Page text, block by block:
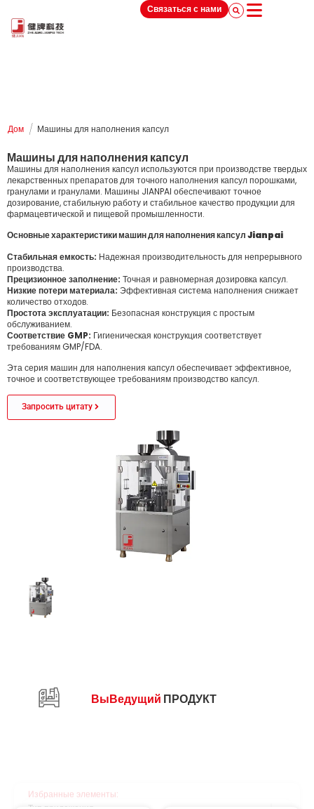
Связаться с нами
Дом / Машины для наполнения капсул
Машины для наполнения капсул
Машины для наполнения капсул используются при производстве твердых
лекарственных препаратов для точного наполнения капсул порошками,
гранулами и гранулами. Машины JIANPAI обеспечивают точное
дозирование, стабильную работу и стабильное качество продукции для
фармацевтической и пищевой промышленности.
Основные характеристики машин для наполнения капсул Jianpai
Стабильная емкость: Надежная производительность для непрерывного
производства.
Прецизионное заполнение: Точная и равномерная дозировка капсул.
Низкие потери материала: Эффективная система наполнения снижает
количество отходов.
Простота эксплуатации: Безопасная конструкция с простым
обслуживанием.
Соответствие GMP: Гигиеническая конструкция соответствует
требованиям GMP/FDA.
Эта серия машин для наполнения капсул обеспечивает эффективное,
точное и соответствующее требованиям производство капсул.
Запросить цитату
ВыВедущий ПРОДУКТ
Гранулы